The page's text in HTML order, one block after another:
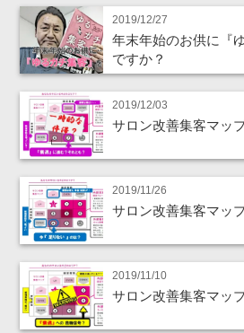
2019/12/27
年末年始のお供に『
ですか？
2019/12/03
サロン改善集客マッ
2019/11/26
サロン改善集客マッ
2019/11/10
サロン改善集客マッ